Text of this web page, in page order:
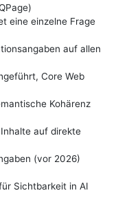
eine einzelne Frage
auf allen
Core Web
Kohärenz
auf direkte
(vor 2026)
Sichtbarkeit in AI